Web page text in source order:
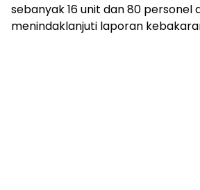
sebanyak 16 unit dan 80 personel
menindaklanjuti laporan